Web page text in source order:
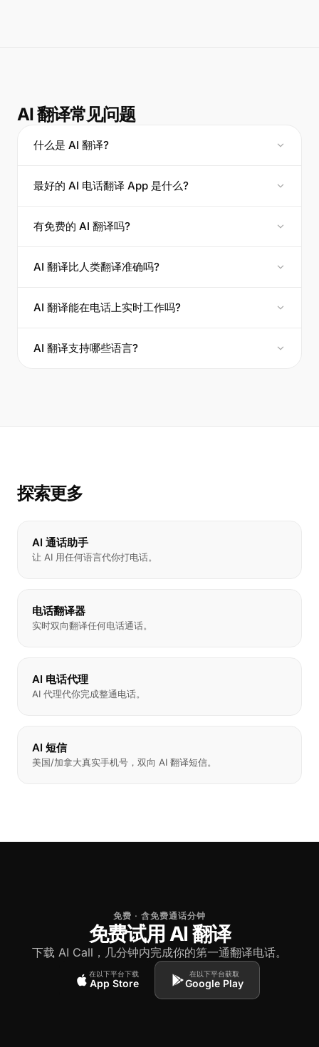
AI 翻译常见问题
什么是 AI 翻译?
最好的 AI 电话翻译 App 是什么?
有免费的 AI 翻译吗?
AI 翻译比人类翻译准确吗?
AI 翻译能在电话上实时工作吗?
AI 翻译支持哪些语言?
探索更多
AI 通话助手
让 AI 用任何语言代你打电话。
电话翻译器
实时双向翻译任何电话通话。
AI 电话代理
AI 代理代你完成整通电话。
AI 短信
美国/加拿大真实手机号，双向 AI 翻译短信。
免费 · 含免费通话分钟
免费试用 AI 翻译
下载 AI Call，几分钟内完成你的第一通翻译电话。
在以下平台下载
App Store
在以下平台获取
Google Play